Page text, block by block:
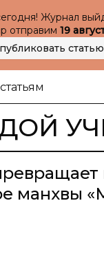
Журнал
отправим 19
статью
манхвы